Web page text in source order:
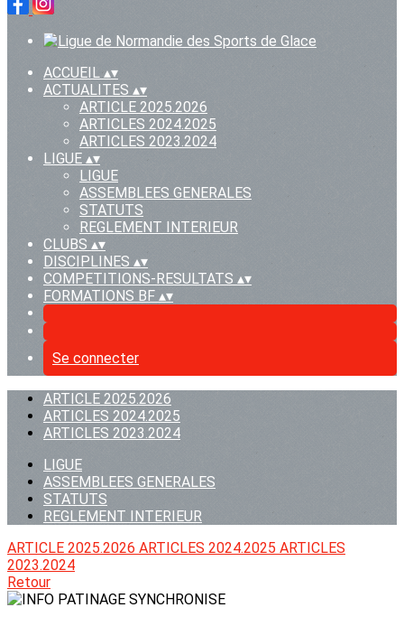
ACCUEIL ▴▾
ACTUALITES ▴▾
ARTICLE 2025.2026
ARTICLES 2024.2025
ARTICLES 2023.2024
LIGUE ▴▾
LIGUE
ASSEMBLEES GENERALES
STATUTS
REGLEMENT INTERIEUR
CLUBS ▴▾
DISCIPLINES ▴▾
COMPETITIONS-RESULTATS ▴▾
FORMATIONS BF ▴▾
Se connecter
ARTICLE 2025.2026
ARTICLES 2024.2025
ARTICLES 2023.2024
LIGUE
ASSEMBLEES GENERALES
STATUTS
REGLEMENT INTERIEUR
ARTICLE 2025.2026 ARTICLES 2024.2025 ARTICLES
2023.2024
Retour